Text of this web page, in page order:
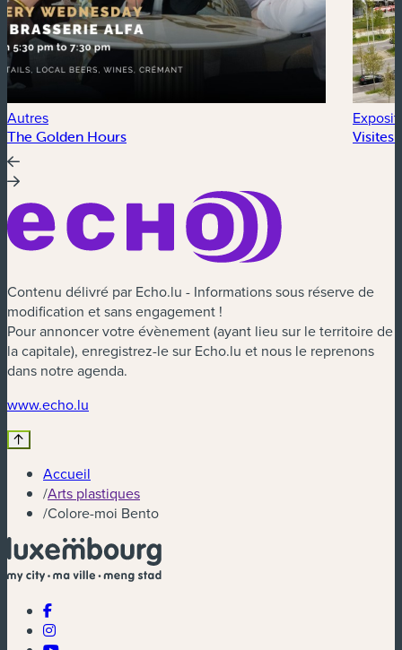
Autres
The Golden Hours Visites
Contenu délivré par Echo.lu - Informations sous réserve de
modification et sans engagement !
Pour annoncer votre évènement (ayant lieu sur le territoire de
la capitale), enregistrez-le sur Echo.lu et nous le reprenons
dans notre agenda.
www.echo.lu
Accueil
/Arts plastiques
/Colore-moi Bento